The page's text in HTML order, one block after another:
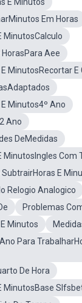
Em Horas
MinutosCalculo
Aee
MinutosRecortar E
Minutos4º Ano
Ano
DeMedidas
MinutosIngles Com
E
Relogio Analogico
Problemas
Minutos
Para
De Hora
MinutosBase